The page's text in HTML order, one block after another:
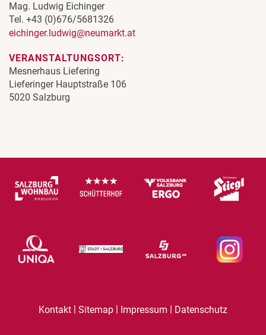
Mag. Ludwig Eichinger
Tel. +43 (0)676/5681326
eichinger.ludwig@neumarkt.at
VERANSTALTUNGSORT:
Mesnerhaus Liefering
Lieferinger Hauptstraße 106
5020 Salzburg
Kontakt | Sitemap | Impressum | Datenschutz